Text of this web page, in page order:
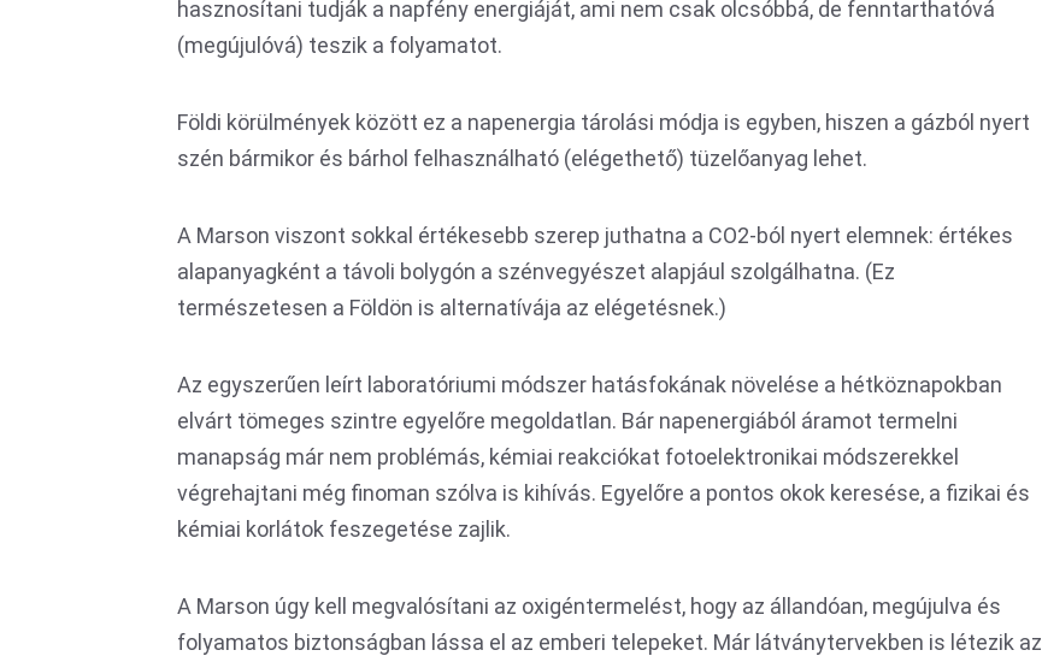
hasznosítani tudják a napfény energiáját, ami nem csak olcsóbbá, de fenntarthatóvá
(megújulóvá) teszik a folyamatot.
Földi körülmények között ez a napenergia tárolási módja is egyben, hiszen a gázból nyert
szén bármikor és bárhol felhasználható (elégethető) tüzelőanyag lehet.
A Marson viszont sokkal értékesebb szerep juthatna a CO2-ból nyert elemnek: értékes
alapanyagként a távoli bolygón a szénvegyészet alapjául szolgálhatna. (Ez
természetesen a Földön is alternatívája az elégetésnek.)
Az egyszerűen leírt laboratóriumi módszer hatásfokának növelése a hétköznapokban
elvárt tömeges szintre egyelőre megoldatlan. Bár napenergiából áramot termelni
manapság már nem problémás, kémiai reakciókat fotoelektronikai módszerekkel
végrehajtani még finoman szólva is kihívás. Egyelőre a pontos okok keresése, a fizikai és
kémiai korlátok feszegetése zajlik.
A Marson úgy kell megvalósítani az oxigéntermelést, hogy az állandóan, megújulva és
folyamatos biztonságban lássa el az emberi telepeket. Már látványtervekben is létezik az